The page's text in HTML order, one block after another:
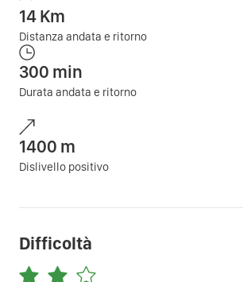
14Km
Distanza andata e ritorno
300 min
Durata andata e ritorno
1400 m
Dislivello positivo
Difficoltà